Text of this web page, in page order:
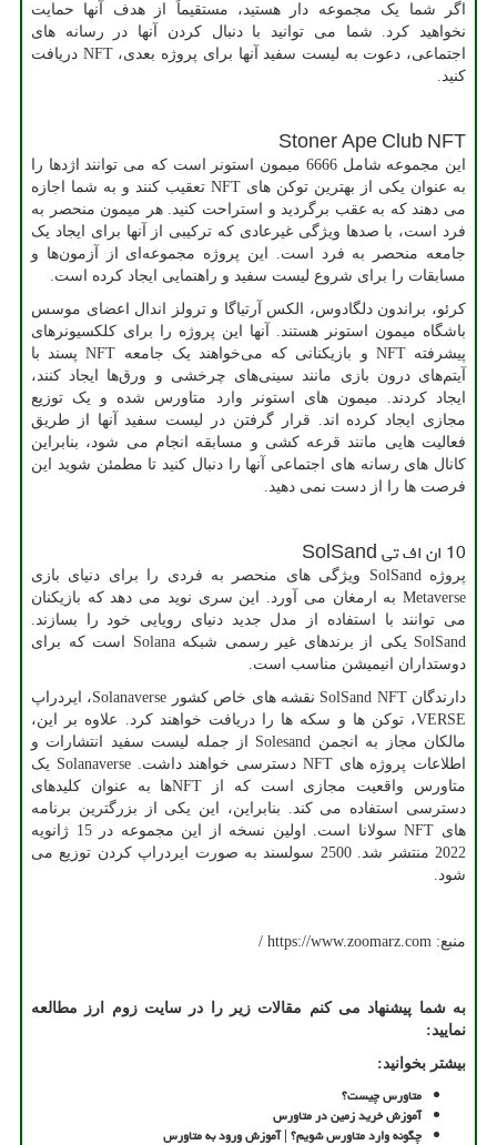
اگر شما یک مجموعه دار هستید، مستقیماً از هدف آنها حمایت
نخواهید کرد. شما می توانید با دنبال کردن آنها در رسانه های
اجتماعی، دعوت به لیست سفید آنها برای پروژه بعدی،NFT دریافت
کنید.
NFT
Stoner Ape Club
این مجموعه شامل 6666 میمون استونر است که می توانند اژدها را
به عنوان یکی از بهترین توکن های NFT تعقیب کنند و به شما اجازه
می دهند که به عقب برگردید و استراحت کنید. هر میمون منحصر به
فرد است، با صدها ویژگی غیرعادی که ترکیبی از آنها برای ایجاد یک
جامعه منحصر به فرد است. این پروژه مجموعه‌ای از آزمون‌ها و
مسابقات را برای شروع لیست سفید و راهنمایی ایجاد کرده است.
کرئو، براندون دلگادوس، الکس آرتیاگا و ترولز اندال اعضای موسس
باشگاه میمون استونر هستند. آنها این پروژه را برای کلکسیونرهای
پیشرفتهNFT و بازیکنانی که می‌خواهند یک جامعه NFTپسند با
آیتم‌های درون بازی مانند سینی‌های چرخشی و ورق‌ها ایجاد کنند،
ایجاد کردند. میمون های استونر وارد متاورس شده و یک توزیع
مجازی ایجاد کرده اند. قرار گرفتن در لیست سفید آنها از طریق
فعالیت هایی مانند قرعه کشی و مسابقه انجام می شود، بنابراین
کانال های رسانه های اجتماعی آنها را دنبال کنید تا مطمئن شوید این
فرصت ها را از دست نمی دهید.
10 ان اف تی SolSand
پروژهSolSand ویژگی های منحصر به فردی را برای دنیای بازی
Metaverse به ارمغان می آورد. این سری نوید می دهد که بازیکنان
می توانند با استفاده از مدل جدید دنیای رویایی خود را بسازند.
SolSand یکی از برندهای غیر رسمی شبکهSolana است که برای
دوستداران انیمیشن مناسب است.
دارندگانSolSand NFT نقشه های خاص کشور Solanaverse، ایردراپ
VERSE، توکن ها و سکه ها را دریافت خواهند کرد. علاوه بر این،
مالکان مجاز به انجمن Solesand از جمله لیست سفید انتشارات و
اطلاعات پروژه هایNFT دسترسی خواهند داشت.Solanaverse یک
متاورس واقعیت مجازی است که از NFTها به عنوان کلیدهای
دسترسی استفاده می کند. بنابراین، این یکی از بزرگترین برنامه
های NFT
سولانا است. اولین نسخه از این مجموعه در 15 ژانویه
2022 منتشر شد. 2500 سولسند به صورت ایردراپ کردن توزیع می
شود.
منبع: https://www.zoomarz.com
/
به شما پیشنهاد می کنم مقالات زیر را در سایتزوم ارز مطالعه
نمایید:
بیشتر بخوانید:
متاورس چیست؟
آموزش خرید زمین در متاورس
چگونه وارد متاورس شویم؟ | آموزش ورود به متاورس